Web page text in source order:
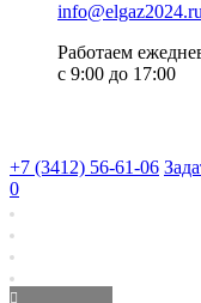
info@elgaz2024.ru
Работаем
с 9:00 до 17:00
+7 (3412) 56-61-06
0